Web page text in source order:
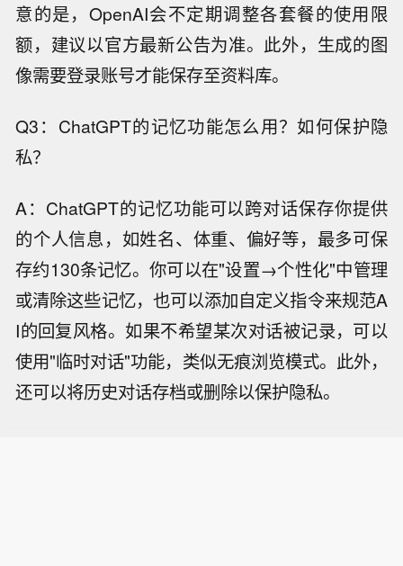
意的是，OpenAI会不定期调整各套餐的使用限
额，建议以官方最新公告为准。此外，生成的图
像需要登录账号才能保存至资料库。
Q3：ChatGPT的记忆功能怎么用？如何保护隐
私？
A：ChatGPT的记忆功能可以跨对话保存你提供
的个人信息，如姓名、体重、偏好等，最多可保
存约130条记忆。你可以在"设置→个性化"中管理
或清除这些记忆，也可以添加自定义指令来规范A
I的回复风格。如果不希望某次对话被记录，可以
使用"临时对话"功能，类似无痕浏览模式。此外，
还可以将历史对话存档或删除以保护隐私。